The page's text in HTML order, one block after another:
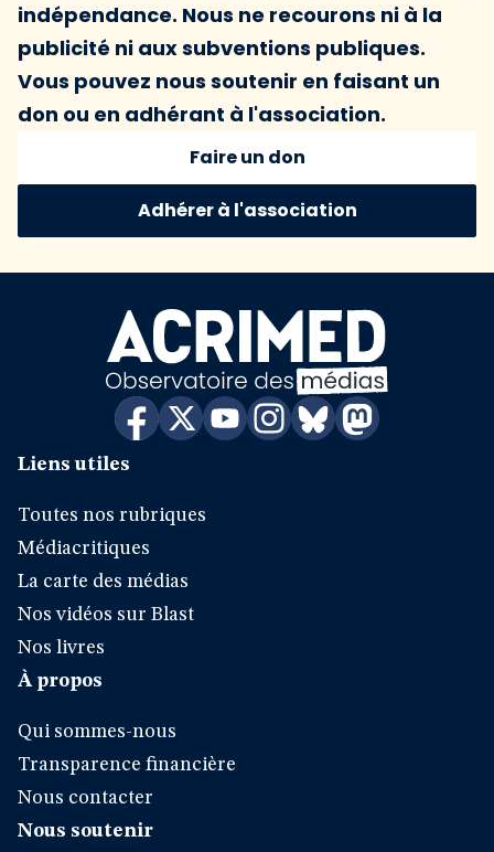
indépendance. Nous ne recourons ni à la
publicité ni aux subventions publiques.
Vous pouvez nous soutenir en faisant un
don ou en adhérant à l'association.
Faire un don
Adhérer à l'association
Liens utiles
Toutes nos rubriques
Médiacritiques
La carte des médias
Nos vidéos sur Blast
Nos livres
À propos
Qui sommes-nous
Transparence financière
Nous contacter
Nous soutenir